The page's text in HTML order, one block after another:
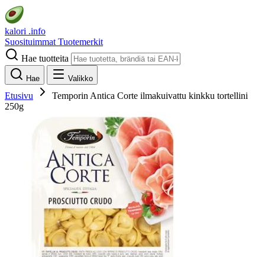
kalori .info
Suosituimmat Tuotemerkit
Hae tuotteita
Hae Valikko
Etusivu
Temporin Antica Corte ilmakuivattu kinkku tortellini
250g